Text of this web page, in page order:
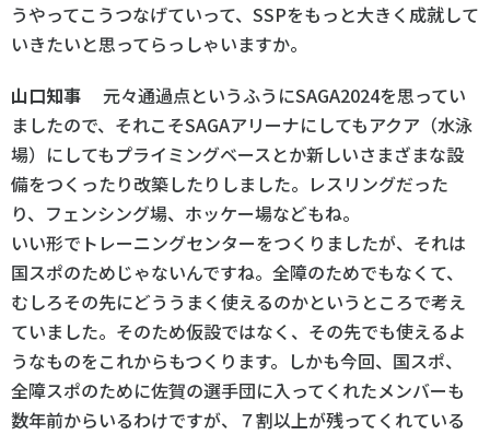
うやってこうつなげていって、SSPをもっと大きく成就して
いきたいと思ってらっしゃいますか。
山口知事 元々通過点というふうにSAGA2024を思ってい
ましたので、それこそSAGAアリーナにしてもアクア（水泳
場）にしてもプライミングベースとか新しいさまざまな設
備をつくったり改築したりしました。レスリングだった
り、フェンシング場、ホッケー場などもね。
いい形でトレーニングセンターをつくりましたが、それは
国スポのためじゃないんですね。全障のためでもなくて、
むしろその先にどううまく使えるのかというところで考え
ていました。そのため仮設ではなく、その先でも使えるよ
うなものをこれからもつくります。しかも今回、国スポ、
全障スポのために佐賀の選手団に入ってくれたメンバーも
数年前からいるわけですが、７割以上が残ってくれている